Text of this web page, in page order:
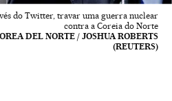
do Twitter, travar uma guerra nuclear
contra a Coreia do Norte
DEL NORTE / JOSHUA ROBERTS
(REUTERS)